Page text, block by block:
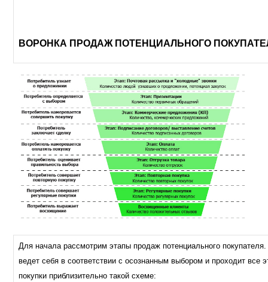
ВОРОНКА ПРОДАЖ ПОТЕНЦИАЛЬНОГО
Для начала рассмотрим этапы продаж потенциального
ведет себя в соответствии с осознанным выбором и проходит все
покупки приблизительно такой схеме: